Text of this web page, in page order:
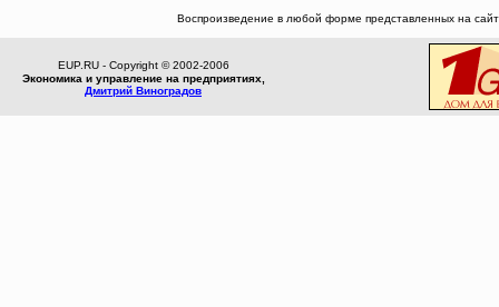
Воспроизведение в любой форме представленных на
EUP.RU - Copyright © 2002-2006
Экономика и управление на предприятиях,
Дмитрий Виноградов